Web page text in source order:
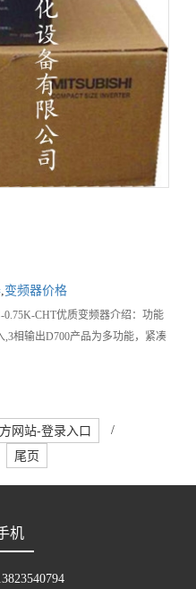
,变频器价格
0.75K-CHT优质变频器介绍：功能
,3相输出D700产品为多功能，紧凑
现更低噪音运行。具有通用磁通
网站-登录入口 /
尾页
机